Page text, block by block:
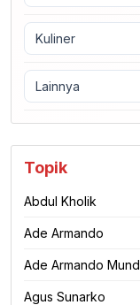
Kuliner
Lainnya
Topik
Abdul Kholik
Ade Armando
Ade Armando
Agus Sunarko